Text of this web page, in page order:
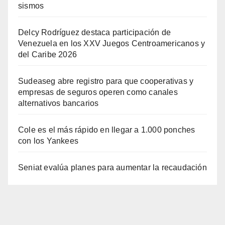
sismos
Delcy Rodríguez destaca participación de
Venezuela en los XXV Juegos Centroamericanos y
del Caribe 2026
Sudeaseg abre registro para que cooperativas y
empresas de seguros operen como canales
alternativos bancarios
Cole es el más rápido en llegar a 1.000 ponches
con los Yankees
Seniat evalúa planes para aumentar la recaudación